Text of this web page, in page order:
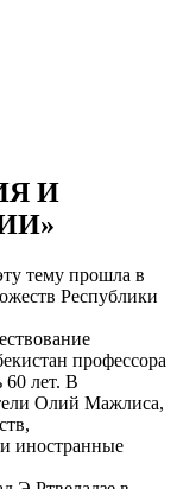
И
тему прошла в
Республики
профессора
60 лет. В
Олий Мажлиса,
иностранные